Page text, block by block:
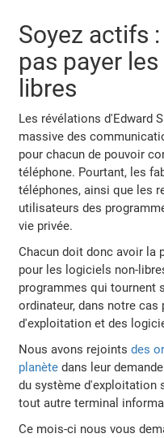
Soyez actifs
pas payer
libres
Les révélations d'Edward
massive des
pour chacun de pouvoir
téléphone. Pourtant, les
téléphones, ainsi que les
utilisateurs des
vie privée.
Chacun doit donc avoir la
pour les logiciels non-
programmes qui tournent
ordinateur, dans notre
d'exploitation et des
Nous avons rejointsdes
planète dans leur
du système d'exploitation
tout autre terminal
Ce mois-ci nous vous